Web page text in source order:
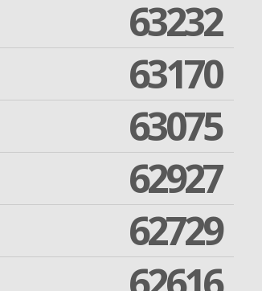
63232
63170
63075
62927
62729